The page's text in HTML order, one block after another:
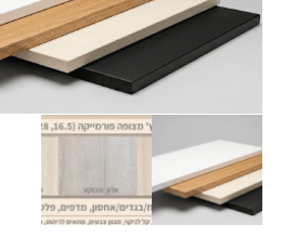
font_download סמן קישורים
לאפס
את
כל
cached